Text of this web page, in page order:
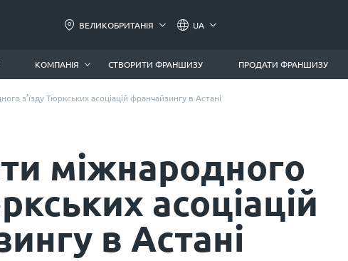
ВЕЛИКОБРИТАНІЯ UA
КОМПАНІЯ СТВОРИТИ ФРАНШИЗУ ПРОДАТИ ФРАНШИЗУ
з’їзду Тюркських асоціацій франчайзингу в Астані
міжнародного
асоціацій
в Астані